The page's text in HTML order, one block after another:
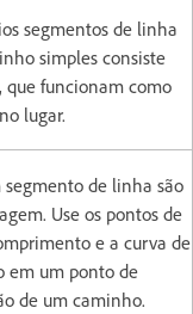
segmentos de linha
simples consiste
que funcionam como
lugar.
de linha são
Use os pontos de
e a curva de
em um ponto de
de um caminho.